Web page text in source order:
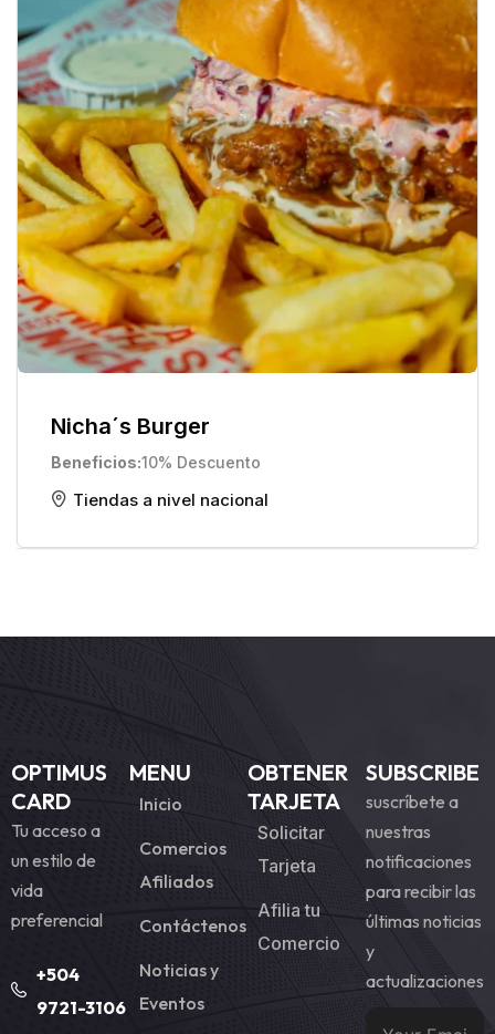
Nicha´s Burger
Beneficios 10% Descuento
Tiendas a nivel nacional
OPTIMUS
CARD
Tu acceso a
un estilo de
vida
preferencial
+504
9721-3106
MENU
Inicio
Comercios
Afiliados
Contáctenos
Noticias y
Eventos
OBTENER
TARJETA
Solicitar
Tarjeta
Afilia tu
Comercio
SUBSCRIBE
suscríbete a
nuestras
notificaciones
para recibir las
últimas noticias
y
actualizaciones